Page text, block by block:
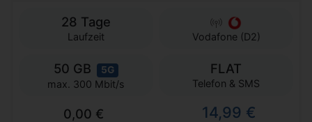
28 Tage
Laufzeit Vodafone (D2)
50 GB 5G
max. 300 Mbit/s
FLAT
Telefon & SMS
0,00 € 14,99 €